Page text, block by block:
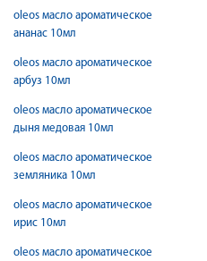
oleos масло ароматическое
ананас 10мл
oleos масло ароматическое
арбуз 10мл
oleos масло ароматическое
дыня медовая 10мл
oleos масло ароматическое
земляника 10мл
oleos масло ароматическое
ирис 10мл
oleos масло ароматическое